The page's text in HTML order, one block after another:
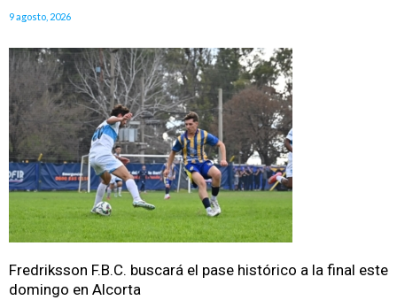
9 agosto, 2026
Fredriksson F.B.C. buscará el pase histórico a la final este
domingo en Alcorta